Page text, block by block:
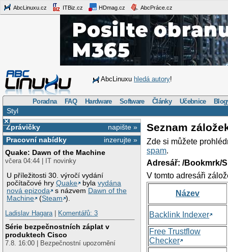
AbcLinuxu.cz ITBiz.cz HDmag.cz AbcPráce.cz
AbcLinuxu hledá autory!
Poradna FAQ Hardware Software Články Učebnice
Styl
×
napište »
Zprávičky
inzerujte »
Pracovní nabídky
Quake: Dawn of the Machine
včera 04:44 | IT novinky
U příležitosti 30. výročí vydání
počítačové hryQuake bylavydána
nová epizoda
s názvem Dawn of the
Machine
(Steam ).
Ladislav Hagara| Komentářů: 3
Série bezpečnostních záplat v
produktech Cisco
7.8. 16:00 | Bezpečnostní upozornění
Seznam
Zde si můžete
spam.
Adresář: /Bookmrk/
V tomto adresáři
Název
Backlink Indexer
Free Trustflow
Checker